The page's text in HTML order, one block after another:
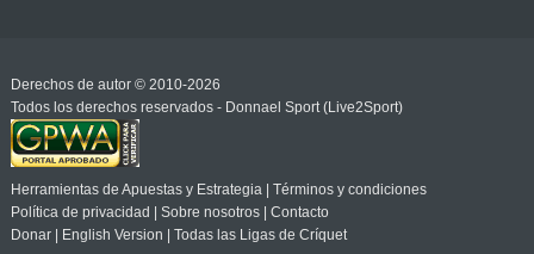
Derechos de autor © 2010-2026
Todos los derechos reservados - Donnael Sport (Live2Sport)
Herramientas de Apuestas y Estrategia| Términos y condiciones
Política de privacidad
Sobre nosotros| Contacto
Donar| English Version Todas las Ligas de Críquet